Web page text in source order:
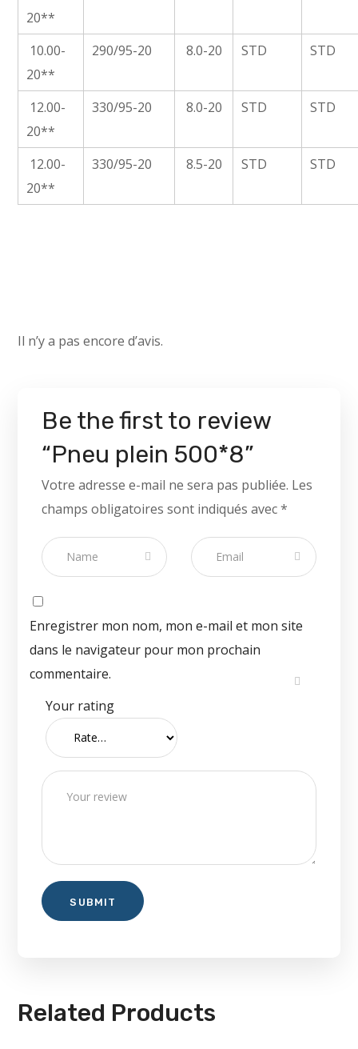
20**
10.00-
20**
290/95-20 8.0-20 STD STD
12.00-
20**
330/95-20 8.0-20 STD STD
12.00-
20**
330/95-20 8.5-20 STD STD
Il n’y a pas encore d’avis.
Be the first to review
“Pneu plein 500*8”
Votre adresse e-mail ne sera pas publiée. Les
champs obligatoires sont indiqués avec*
Enregistrer mon nom, mon e-mail et mon site
dans le navigateur pour mon prochain
commentaire.
Your rating
Related Products